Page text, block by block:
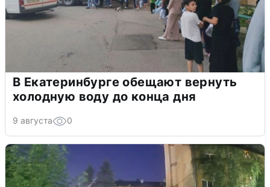
В Екатеринбурге обещают вернуть
холодную воду до конца дня
9 августа 0